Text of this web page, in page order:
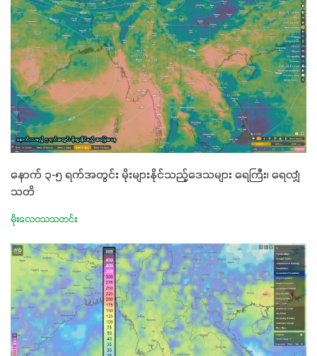
နောက် ၃-၅ ရက်အတွင်း မိုးများနိုင်သည့်ဒေသများ ရေကြီး၊ ရေလျှံ
သတိ
မိုးလေဝသသတင်း